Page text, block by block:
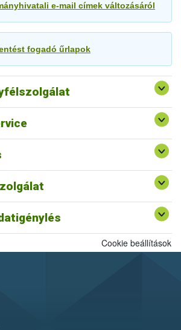
e-mail címek változásáról
fogadó űrlapok
Pf.: 30., Hungary
comment!
tájékoztató
9024
Budapest Pf.: 121.
nyilvántartásról
Cookie beállítások